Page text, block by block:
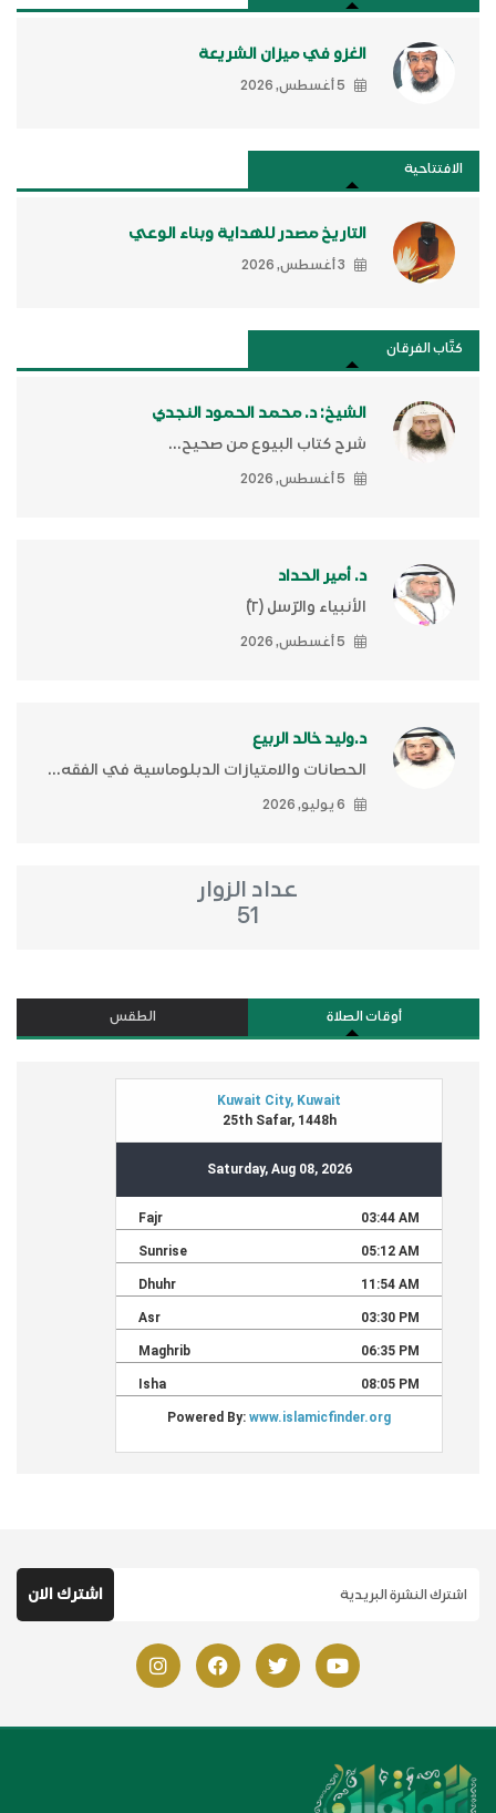
الغزو في ميزان الشريعة
5 أغسطس, 2026
الافتتاحية
التاريخ مصدر للهداية وبناء الوعي
3 أغسطس, 2026
كتَّاب الفرقان
الشيخ: د. محمد الحمود النجدي
شرح كتاب البيوع من صحيح...
5 أغسطس, 2026
د. أمير الحداد
الأنبياء والرّسل (٢)ّ
5 أغسطس, 2026
د.وليد خالد الربيع
الحصانات والامتيازات الدبلوماسية في الفقه...
6 يوليو, 2026
عداد الزوار
51
أوقات الصلاة الطقس